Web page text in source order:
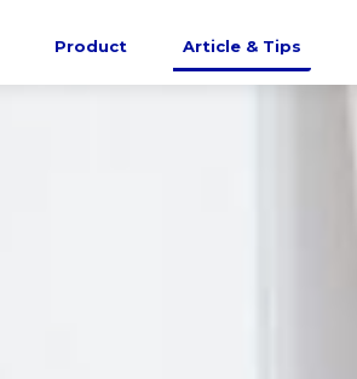
Product Article & Tips